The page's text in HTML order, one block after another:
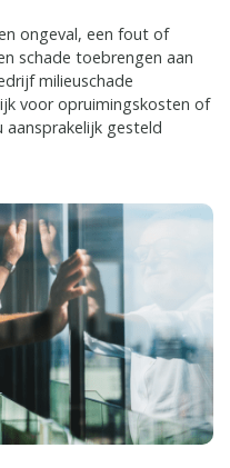
ongeval, een fout of
schade toebrengen aan
milieuschade
voor opruimingskosten of
aansprakelijk gesteld